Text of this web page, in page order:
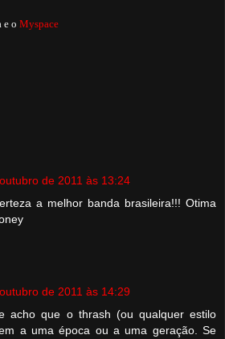
e o Myspace
de 2011 às 13:24
a melhor banda brasileira!!! Otima
de 2011 às 14:29
acho que o thrash (ou qualquer estilo
a uma época ou a uma geração. Se